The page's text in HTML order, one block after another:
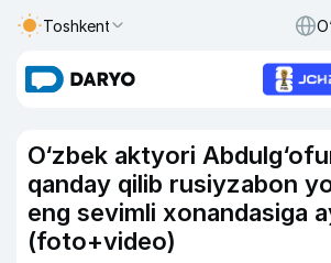
Toshkent
O‘zbek aktyori
qanday qilib rusiyzabon
eng sevimli xonandasiga
(foto+video)